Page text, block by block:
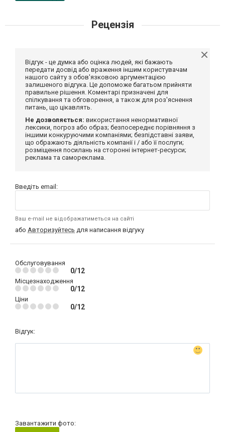
Рецензія
Відгук - це думка або оцінка людей, які бажають
передати досвід або враження іншим користувачам
нашого сайту з обов'язковою аргументацією
залишеного відгука. Це допоможе багатьом прийняти
правильне рішення. Коментарі призначені для
спілкування та обговорення, а також для роз'яснення
питань, що цікавлять.
Не дозволяється: використання ненормативної
лексики, погроз або образ; безпосереднє порівняння з
іншими конкуруючими компаніями; безпідставні заяви,
що ображають діяльність компанії і / або її послуги;
розміщення посилань на сторонні інтернет-ресурси;
реклама та самореклама.
Введіть email:
Ваш e-mail не відображатиметься на сайті
або Авторизуйтесь для написання відгуку
Обслуговування
0/12
Місцезнаходження
0/12
Ціни
0/12
Відгук:
Завантажити фото: